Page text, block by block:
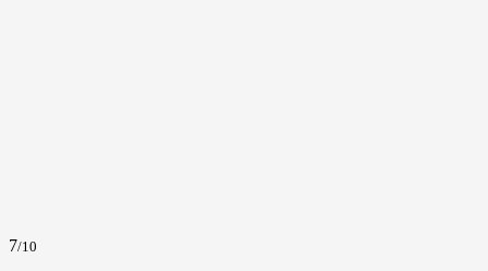
7/10